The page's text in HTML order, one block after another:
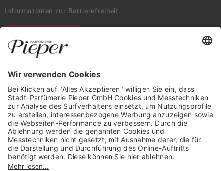
Informationen zur Barrierefreiheit
Trusted Shops Mitglied seit 2010